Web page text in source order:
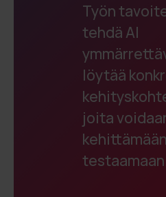
Työn
tehdä AI
löytää
joita